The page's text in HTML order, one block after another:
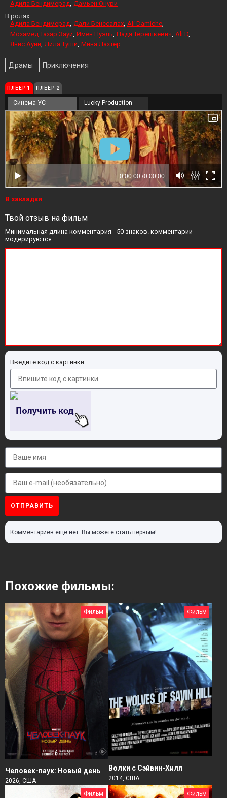
Адила Бендимерад Дамьен Онури
В ролях:
Адила Бендимерад Дали Бенссалах Ali Damiche
Мохамед Тахар Зауи Имен Нуэль Надя Терешкевич Ali D
Янис Ауин Лила Туши Мина Лахтер
Драмы Приключения
ПЛЕЕР 1 ПЛЕЕР 2
Синема УС Lucky Production
В закладки
Твой отзыв на фильм
Минимальная длина комментария - 50 знаков. комментарии
модерируются
Введите код с картинки:
ОТПРАВИТЬ
Комментариев еще нет. Вы можете стать первым!
Похожие фильмы:
Фильм
Человек-паук: Новый день
2026, США
Фильм
Волки с Сэйвин-Хилл
2014, США
Фильм Фильм